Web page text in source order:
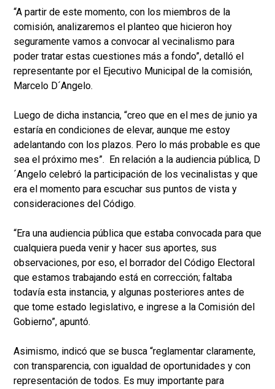
“A partir de este momento, con los miembros de la
comisión, analizaremos el planteo que hicieron hoy
seguramente vamos a convocar al vecinalismo para
poder tratar estas cuestiones más a fondo”, detalló el
representante por el Ejecutivo Municipal de la comisión,
Marcelo D´Angelo.
Luego de dicha instancia, “creo que en el mes de junio ya
estaría en condiciones de elevar, aunque me estoy
adelantando con los plazos. Pero lo más probable es que
sea el próximo mes”. En relación a la audiencia pública, D
´Angelo celebró la participación de los vecinalistas y que
era el momento para escuchar sus puntos de vista y
consideraciones del Código.
“Era una audiencia pública que estaba convocada para que
cualquiera pueda venir y hacer sus aportes, sus
observaciones, por eso, el borrador del Código Electoral
que estamos trabajando está en corrección; faltaba
todavía esta instancia, y algunas posteriores antes de
que tome estado legislativo, e ingrese a la Comisión del
Gobierno”, apuntó.
Asimismo, indicó que se busca “reglamentar claramente,
con transparencia, con igualdad de oportunidades y con
representación de todos. Es muy importante para